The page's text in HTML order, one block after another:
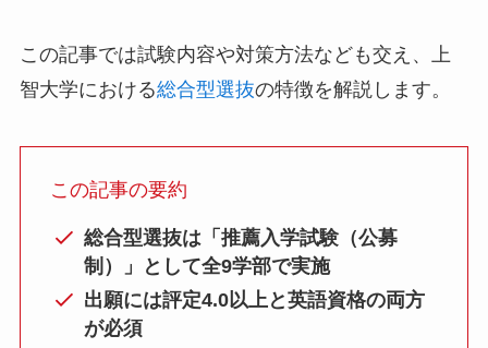
この記事では試験内容や対策方法なども交え、上
智大学における総合型選抜の特徴を解説します。
この記事の要約
総合型選抜は「推薦入学試験（公募
制）」として全9学部で実施
出願には評定4.0以上と英語資格の両方
が必須